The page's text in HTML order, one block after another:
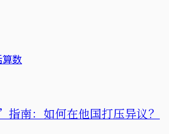
数
南：如何在他国打压异议？